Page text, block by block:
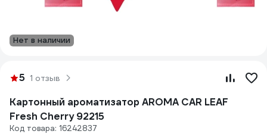
Нет в наличии
5 1 отзыв
Картонный ароматизатор AROMA CAR LEAF
Fresh Cherry 92215
Код товара: 16242837